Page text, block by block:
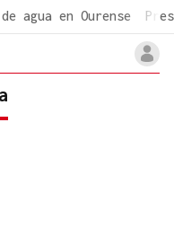
agua en Ourense